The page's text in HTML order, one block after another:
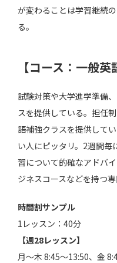
が変わることは学習継続
る。
【コース：一般英
試験対策や大学進学準備
スを提供している。担任
語補強クラスを提供して
い人にピッタリ。2週間毎
習について的確なアドバ
ジネスコースなどを持つ
時間割サンプル
1レッスン：40分
【週28レッスン】
月～木 8:45～13:50、金